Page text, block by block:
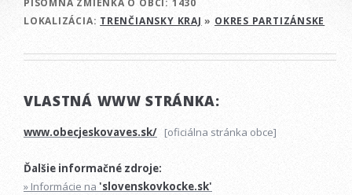
LOKALIZÁCIA: TRENČIANSKY KRAJ » OKRES PARTIZÁNSKE
VLASTNÁ WWW STRÁNKA:
www.obecjeskovaves.sk/ [oficiálna stránka obce]
Ďalšie informačné zdroje:
» Informácie na 'slovenskovkocke.sk'